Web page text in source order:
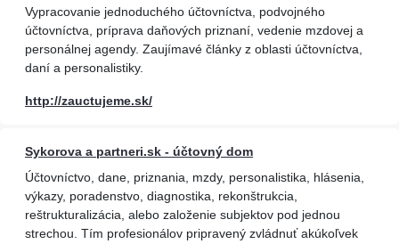
Vypracovanie jednoduchého účtovníctva, podvojného
účtovníctva, príprava daňových priznaní, vedenie mzdovej a
personálnej agendy. Zaujímavé články z oblasti účtovníctva,
daní a personalistiky.
http://zauctujeme.sk/
Sykorova a partneri.sk - účtovný dom
Účtovníctvo, dane, priznania, mzdy, personalistika, hlásenia,
výkazy, poradenstvo, diagnostika, rekonštrukcia,
reštrukturalizácia, alebo založenie subjektov pod jednou
strechou. Tím profesionálov pripravený zvládnuť akúkoľvek